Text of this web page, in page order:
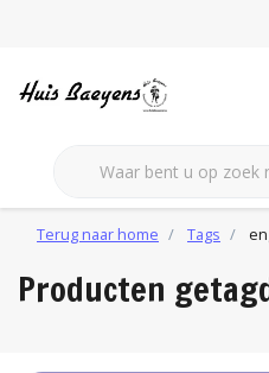
Terug naar home Tags
Producten